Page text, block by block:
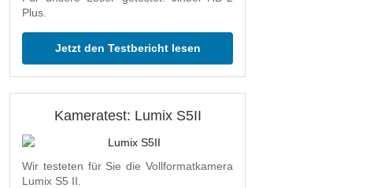
Plus.
Jetzt den Testbericht lesen
Kameratest: Lumix S5II
Wir testeten für Sie die Vollformatkamera
Lumix S5 II.